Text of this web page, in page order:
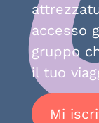
accesso
gruppo
il tuo
Mi